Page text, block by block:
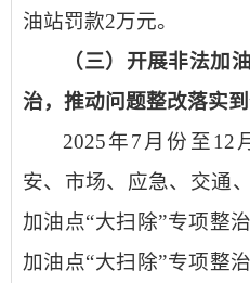
油站罚款2万元。
（三）开展非法加
治，推动问题整改落实到
2025年7月份至12
安、市场、应急、交通
加油点“大扫除”专项整
加油点“大扫除”专项整